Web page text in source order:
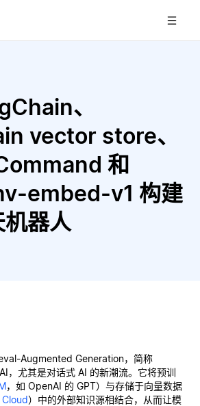
、
vector store、
和
embed-v1 构建
机器人
Augmented Generation，简称
，尤其是对话式 AI 的新潮流。它将预训
，如 OpenAI 的 GPT）与存储于向量数据
）中的外部知识源相结合，从而让模